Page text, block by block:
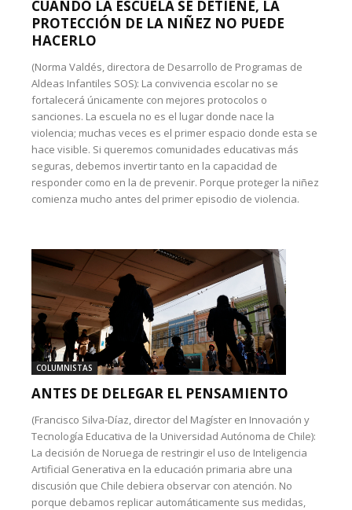
CUANDO LA ESCUELA SE DETIENE, LA
PROTECCIÓN DE LA NIÑEZ NO PUEDE
HACERLO
(Norma Valdés, directora de Desarrollo de Programas de
Aldeas Infantiles SOS): La convivencia escolar no se
fortalecerá únicamente con mejores protocolos o
sanciones. La escuela no es el lugar donde nace la
violencia; muchas veces es el primer espacio donde esta se
hace visible. Si queremos comunidades educativas más
seguras, debemos invertir tanto en la capacidad de
responder como en la de prevenir. Porque proteger la niñez
comienza mucho antes del primer episodio de violencia.
COLUMNISTAS
ANTES DE DELEGAR EL PENSAMIENTO
(Francisco Silva-Díaz, director del Magíster en Innovación y
Tecnología Educativa de la Universidad Autónoma de Chile):
La decisión de Noruega de restringir el uso de Inteligencia
Artificial Generativa en la educación primaria abre una
discusión que Chile debiera observar con atención. No
porque debamos replicar automáticamente sus medidas,